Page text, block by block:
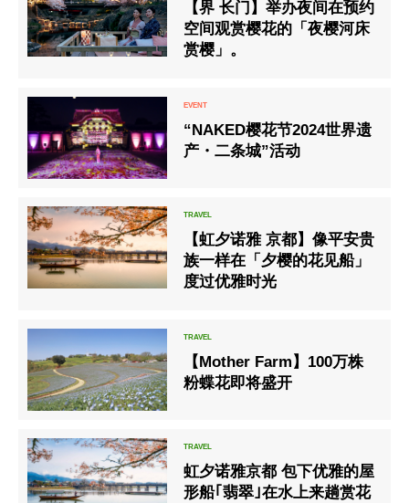
【界 长门】举办夜间在预约
空间观赏樱花的「夜樱河床
赏樱」。
“NAKED樱花节2024世界遗
产・二条城”活动
【虹夕诺雅 京都】像平安贵
族一样在「夕樱的花见船」
度过优雅时光
【Mother Farm】100万株
粉蝶花即将盛开
虹夕诺雅京都 包下优雅的屋
形船｢翡翠｣在水上来趟赏花